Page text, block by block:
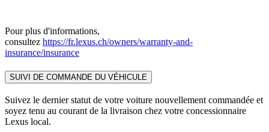
Pour plus d'informations,
consultez https://fr.lexus.ch/owners/warranty-and-
insurance/insurance
SUIVI DE COMMANDE DU VÉHICULE
Suivez le dernier statut de votre voiture nouvellement commandée et
soyez tenu au courant de la livraison chez votre concessionnaire
Lexus local.